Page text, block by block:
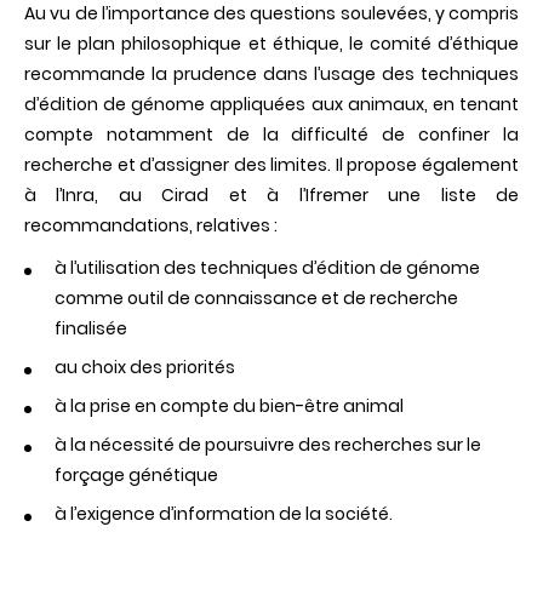
Au vu de l’importance des questions soulevées, y compris
sur le plan philosophique et éthique, le comité d’éthique
recommande la prudence dans l’usage des techniques
d’édition de génome appliquées aux animaux, en tenant
compte notamment de la difficulté de confiner la
recherche et d’assigner des limites. Il propose également
à l’Inra, au Cirad et à l’Ifremer une liste de
recommandations, relatives :
à l’utilisation des techniques d’édition de génome
comme outil de connaissance et de recherche
finalisée
au choix des priorités
à la prise en compte du bien-être animal
à la nécessité de poursuivre des recherches sur le
forçage génétique
à l’exigence d’information de la société.